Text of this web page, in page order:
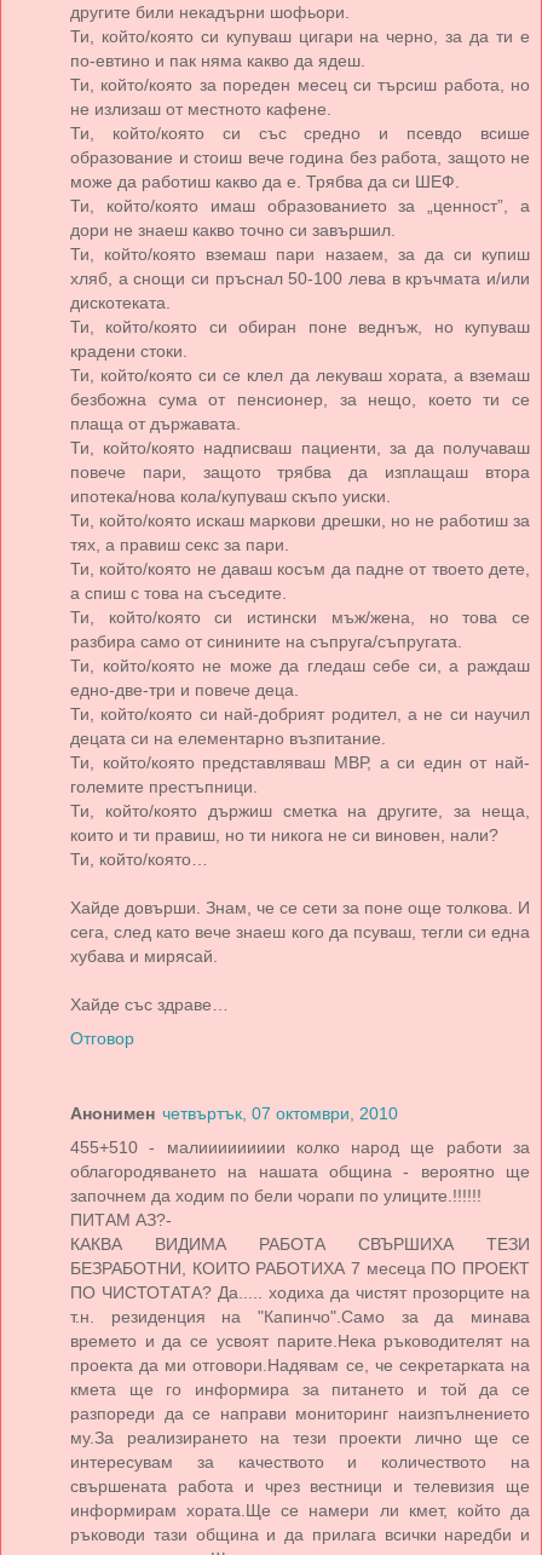
другите били некадърни шофьори.
Ти, който/която си купуваш цигари на черно, за да ти е
по-евтино и пак няма какво да ядеш.
Ти, който/която за пореден месец си търсиш работа, но
не излизаш от местното кафене.
Ти, който/която си със средно и псевдо всише
образование и стоиш вече година без работа, защото не
може да работиш какво да е. Трябва да си ШЕФ.
Ти, който/която имаш образованието за „ценност”, а
дори не знаеш какво точно си завършил.
Ти, който/която вземаш пари назаем, за да си купиш
хляб, а снощи си пръснал 50-100 лева в кръчмата и/или
дискотеката.
Ти, който/която си обиран поне веднъж, но купуваш
крадени стоки.
Ти, който/която си се клел да лекуваш хората, а вземаш
безбожна сума от пенсионер, за нещо, което ти се
плаща от държавата.
Ти, който/която надписваш пациенти, за да получаваш
повече пари, защото трябва да изплащаш втора
ипотека/нова кола/купуваш скъпо уиски.
Ти, който/която искаш маркови дрешки, но не работиш за
тях, а правиш секс за пари.
Ти, който/която не даваш косъм да падне от твоето дете,
а спиш с това на съседите.
Ти, който/която си истински мъж/жена, но това се
разбира само от синините на съпруга/съпругата.
Ти, който/която не може да гледаш себе си, а раждаш
едно-две-три и повече деца.
Ти, който/която си най-добрият родител, а не си научил
децата си на елементарно възпитание.
Ти, който/която представляваш МВР, а си един от най-
големите престъпници.
Ти, който/която държиш сметка на другите, за неща,
които и ти правиш, но ти никога не си виновен, нали?
Ти, който/която…
Хайде довърши. Знам, че се сети за поне още толкова. И
сега, след като вече знаеш кого да псуваш, тегли си една
хубава и мирясай.
Хайде със здраве…
Отговор
Анонимен четвъртък, 07 октомври, 2010
455+510 - малиииииииии колко народ ще работи за
облагородяването на нашата община - вероятно ще
започнем да ходим по бели чорапи по улиците.!!!!!!
ПИТАМ АЗ?-
КАКВА ВИДИМА РАБОТА СВЪРШИХА ТЕЗИ
БЕЗРАБОТНИ, КОИТО РАБОТИХА 7 месеца ПО ПРОЕКТ
ПО ЧИСТОТАТА? Да..... ходиха да чистят прозорците на
т.н. резиденция на "Капинчо".Само за да минава
времето и да се усвоят парите.Нека ръководителят на
проекта да ми отговори.Надявам се, че секретарката на
кмета ще го информира за питането и той да се
разпореди да се направи мониторинг наизпълнението
му.За реализирането на тези проекти лично ще се
интересувам за качеството и количеството на
свършената работа и чрез вестници и телевизия ще
информирам хората.Ще се намери ли кмет, който да
ръководи тази община и да прилага всички наредби и